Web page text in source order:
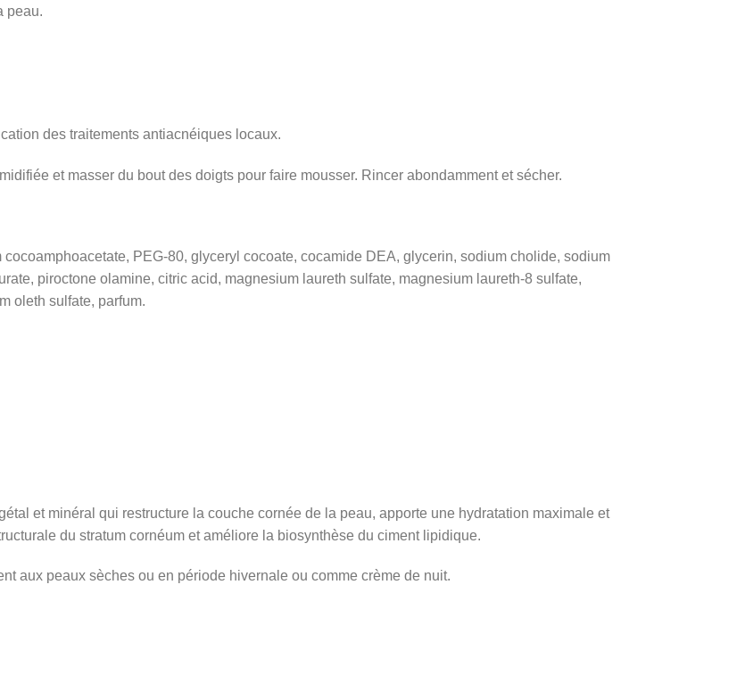
peau.
des traitements antiacnéiques locaux.
et masser du bout des doigts pour faire mousser. Rincer abondamment et sécher.
PEG-80, glyceryl cocoate, cocamide DEA, glycerin, sodium cholide, sodium
piroctone olamine, citric acid, magnesium laureth sulfate, magnesium laureth-8 sulfate,
oleth sulfate, parfum.
et minéral qui restructure la couche cornée de la peau, apporte une hydratation maximale et
du stratum cornéum et améliore la biosynthèse du ciment lipidique.
aux peaux sèches ou en période hivernale ou comme crème de nuit.